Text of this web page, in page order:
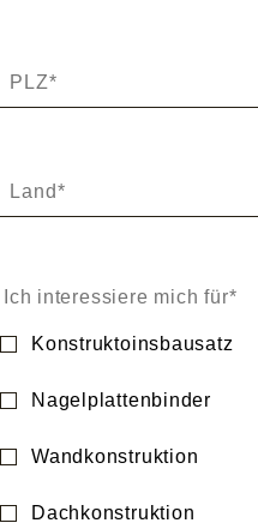
Ich interessiere mich für
Konstruktoinsbausatz
Nagelplattenbinder
Wandkonstruktion
Dachkonstruktion